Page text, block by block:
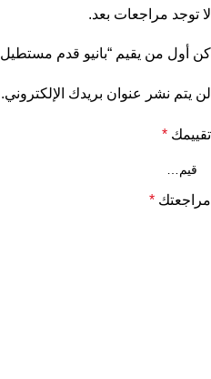
لا توجد مراجعات بعد.
كن أول من يقيم “بانيو قدم
لن يتم نشر عنوان بريدك الإلكتروني.
تقييمك *
مراجعتك *